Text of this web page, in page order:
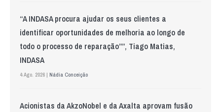
“A INDASA procura ajudar os seus clientes a
identificar oportunidades de melhoria ao longo de
todo o processo de reparação””, Tiago Matias,
INDASA
4 Ago. 2026 | Nádia Conceição
Acionistas da AkzoNobel e da Axalta aprovam fusão